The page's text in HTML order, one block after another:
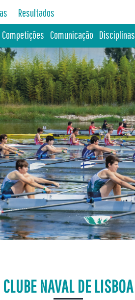
Resultados
Competições Comunicação Disciplinas
CLUBE NAVAL DE LISBOA